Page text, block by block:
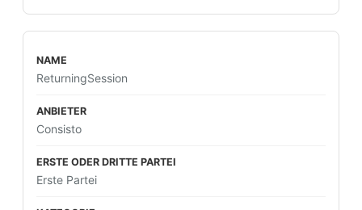
ReturningSession
Consisto
Erste Partei